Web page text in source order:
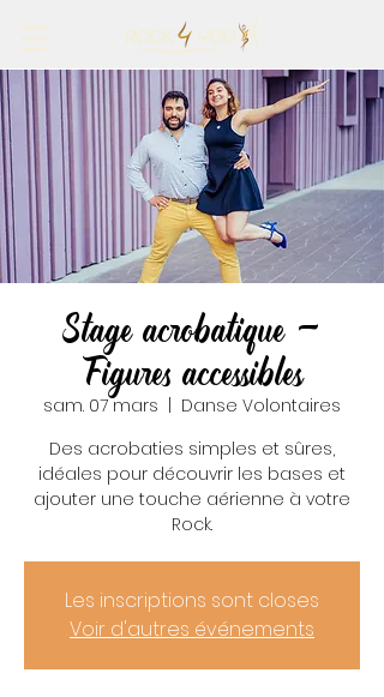
Stage acrobatique -
Figures accessibles
sam. 07 mars
Danse Volontaires
Des acrobaties simples et sûres,
idéales pour découvrir les bases et
ajouter une touche aérienne à votre
Rock.
Les inscriptions sont closes
Voir d'autres événements